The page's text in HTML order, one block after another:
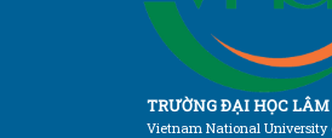
TRƯỜNG ĐẠI HỌC
Vietnam National University